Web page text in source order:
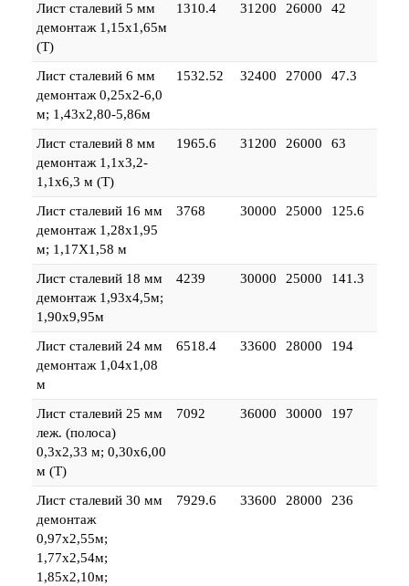
Лист сталевий 5 мм
демонтаж 1,15х1,65м
(Т)
1310.4 31200 26000 42
Лист сталевий 6 мм
демонтаж 0,25х2-6,0
м; 1,43х2,80-5,86м
1532.52 32400 27000 47.3
Лист сталевий 8 мм
демонтаж 1,1х3,2-
1,1х6,3 м (Т)
1965.6 31200 26000 63
Лист сталевий 16 мм
демонтаж 1,28х1,95
м; 1,17Х1,58 м
3768 30000 25000 125.6
Лист сталевий 18 мм
демонтаж 1,93х4,5м;
1,90х9,95м
4239 30000 25000 141.3
Лист сталевий 24 мм
демонтаж 1,04х1,08
м
6518.4 33600 28000 194
Лист сталевий 25 мм
леж. (полоса)
0,3х2,33 м; 0,30х6,00
м (Т)
7092 36000 30000 197
Лист сталевий 30 мм
демонтаж
0,97х2,55м;
1,77х2,54м;
1,85х2,10м;
7929.6 33600 28000 236